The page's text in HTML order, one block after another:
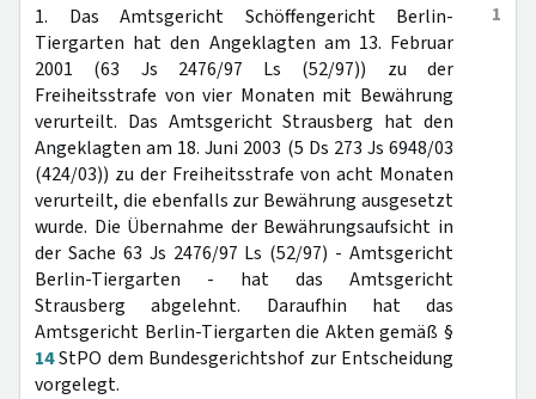
1
1. Das Amtsgericht Schöffengericht Berlin-
Tiergarten hat den Angeklagten am 13. Februar
2001 (63 Js 2476/97 Ls (52/97)) zu der
Freiheitsstrafe von vier Monaten mit Bewährung
verurteilt. Das Amtsgericht Strausberg hat den
Angeklagten am 18. Juni 2003 (5 Ds 273 Js 6948/03
(424/03)) zu der Freiheitsstrafe von acht Monaten
verurteilt, die ebenfalls zur Bewährung ausgesetzt
wurde. Die Übernahme der Bewährungsaufsicht in
der Sache 63 Js 2476/97 Ls (52/97) - Amtsgericht
Berlin-Tiergarten - hat das Amtsgericht
Strausberg abgelehnt. Daraufhin hat das
Amtsgericht Berlin-Tiergarten die Akten gemäß §
14StPO dem Bundesgerichtshof zur Entscheidung
vorgelegt.